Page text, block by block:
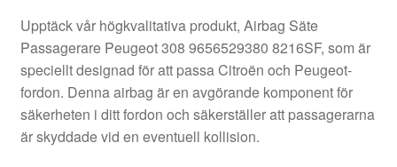
Kolla upp
Kontakt
Mitt konto
Upptäck vår högkvalitativa produkt, Airbag Säte
Passagerare Peugeot 308 9656529380 8216SF, som är
speciellt designad för att passa Citroën och Peugeot-
fordon. Denna airbag är en avgörande komponent för
säkerheten i ditt fordon och säkerställer att passagerarna
är skyddade vid en eventuell kollision.